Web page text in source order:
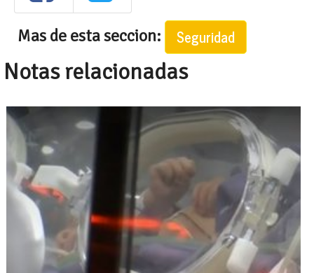
Mas de esta seccion: Seguridad
Notas relacionadas